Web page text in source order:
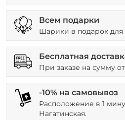
Всем подарки
Шарики в подарок для
Бесплатная
При заказе на сумму
-10% на самовывоз
Расположение в 1
Нагатинская.